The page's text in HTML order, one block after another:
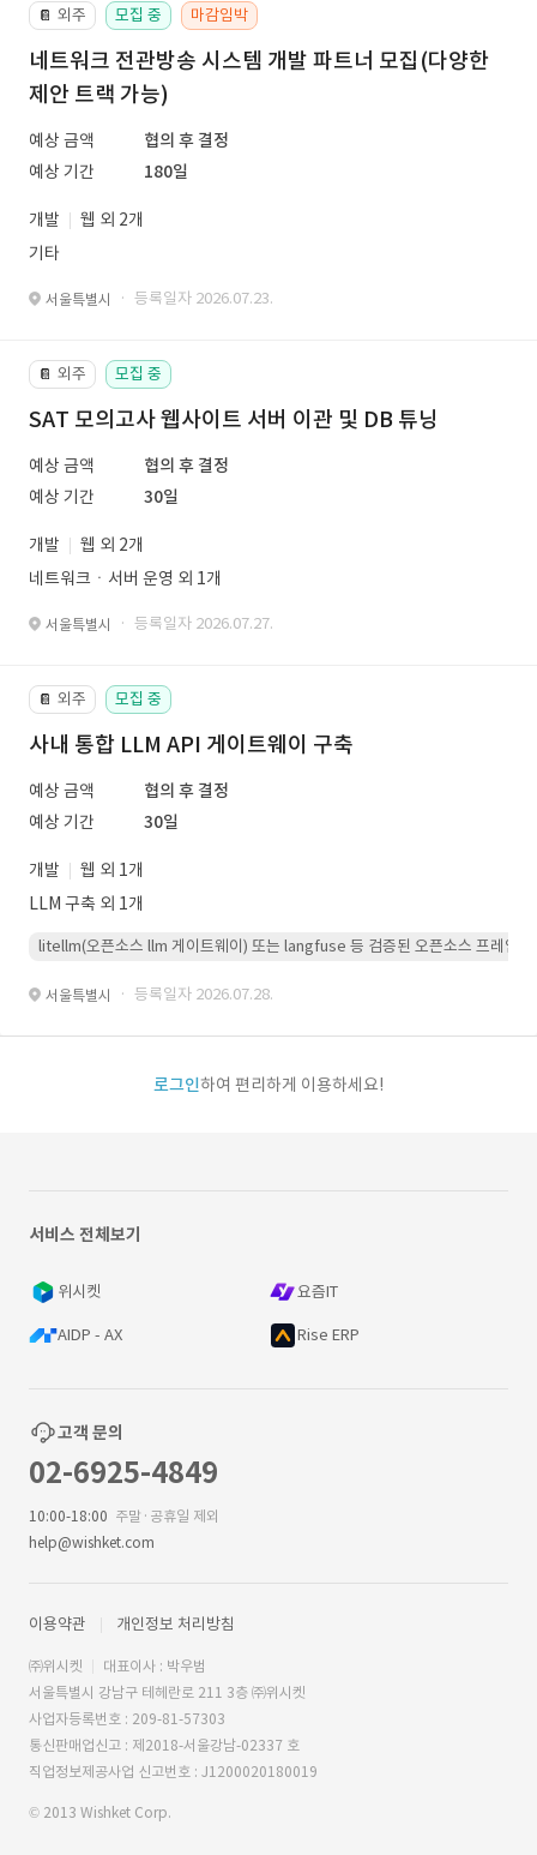
📔 외주 모집 중 마감임박
네트워크 전관방송 시스템 개발 파트너 모집(다양한
제안 트랙 가능)
예상 금액
협의 후 결정
예상 기간
180일
개발
웹 외 2개
기타
서울특별시 · 등록일자 2026.07.23.
📔 외주 모집 중
SAT 모의고사 웹사이트 서버 이관 및 DB 튜닝
예상 금액
협의 후 결정
예상 기간
30일
개발
웹 외 2개
네트워크ㆍ서버 운영 외 1개
서울특별시 · 등록일자 2026.07.27.
📔 외주 모집 중
사내 통합 LLM API 게이트웨이 구축
예상 금액
협의 후 결정
예상 기간
30일
개발
웹 외 1개
LLM 구축 외 1개
litellm(오픈소스 llm 게이트웨이) 또는 langfuse 등 검증된 오픈소스 프레임워
서울특별시 · 등록일자 2026.07.28.
로그인하여 편리하게 이용하세요!
서비스 전체보기
위시켓 요즘IT
AIDP - AX Rise ERP
고객 문의
02-6925-4849
10:00-18:00 주말·공휴일 제외
help@wishket.com
이용약관 개인정보 처리방침
㈜위시켓
대표이사 : 박우범
서울특별시 강남구 테헤란로 211 3층 ㈜위시켓
사업자등록번호 : 209-81-57303
통신판매업신고 : 제2018-서울강남-02337 호
직업정보제공사업 신고번호 : J1200020180019
© 2013 Wishket Corp.